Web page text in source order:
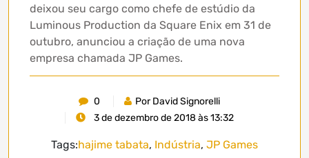
deixou seu cargo como chefe de estúdio da
Luminous Production da Square Enix em 31 de
outubro, anunciou a criação de uma nova
empresa chamada JP Games.
0
Por David Signorelli
3 de dezembro de 2018 às 13:32
Tags:hajime tabata, Indústria, JP Games